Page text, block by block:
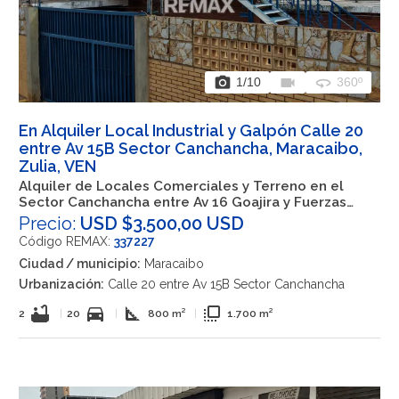
photo_camera 1/10 videocam 360 360º
En Alquiler Local Industrial y Galpón Calle 20
entre Av 15B Sector Canchancha, Maracaibo,
Zulia, VEN
Alquiler de Locales Comerciales y Terreno en el
Sector Canchancha entre Av 16 Goajira y Fuerzas
Armadas cerca del CC SAMBIL Maracaibo Zulia
Precio: USD $3.500,00 USD
Código REMAX: 337227
Ciudad / municipio: Maracaibo
Urbanización: Calle 20 entre Av 15B Sector Canchancha
2 bathtub 20 directions_car square_foot 800 m² flip_to_front 1.700 m²